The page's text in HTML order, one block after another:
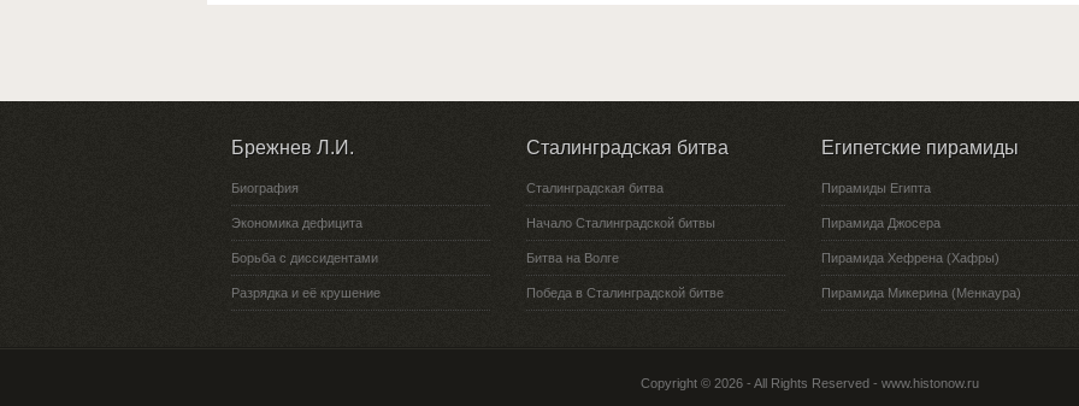
Брежнев Л.И.
Биография
Экономика дефицита
Борьба с диссидентами
Разрядка и её крушение
Сталинградская битва
Сталинградская битва
Начало Сталинградской битвы
Битва на Волге
Победа в Сталинградской битве
Египетские пирамиды
Пирамиды Египта
Пирамида Джосера
Пирамида Хефрена (Хафры)
Пирамида Микерина (Менкаура)
Copyright © 2026 - All Rights Reserved - www.histonow.ru